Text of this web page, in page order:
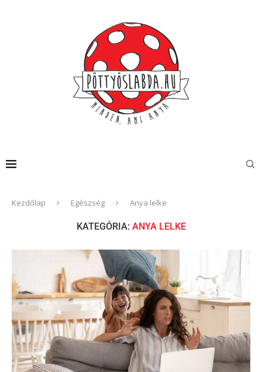
Kezdőlap Egészség Anya lelke
KATEGÓRIA: ANYA LELKE